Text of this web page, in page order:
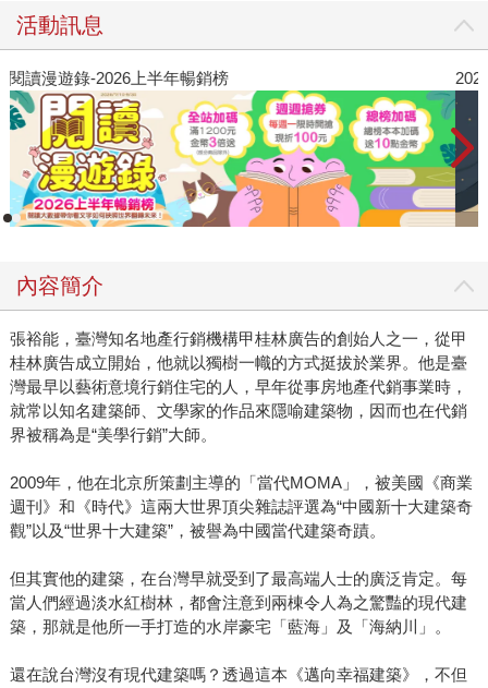
活動訊息
閱讀漫遊錄-2026上半年暢銷榜
內容簡介
張裕能，臺灣知名地產行銷機構甲桂林廣告的創始人之一，從甲
桂林廣告成立開始，他就以獨樹一幟的方式挺拔於業界。他是臺
灣最早以藝術意境行銷住宅的人，早年從事房地產代銷事業時，
就常以知名建築師、文學家的作品來隱喻建築物，因而也在代銷
界被稱為是“美學行銷”大師。
2009年，他在北京所策劃主導的「當代MOMA」，被美國《商業
週刊》和《時代》這兩大世界頂尖雜誌評選為“中國新十大建築奇
觀”以及“世界十大建築”，被譽為中國當代建築奇蹟。
但其實他的建築，在台灣早就受到了最高端人士的廣泛肯定。每
當人們經過淡水紅樹林，都會注意到兩棟令人為之驚豔的現代建
築，那就是他所一手打造的水岸豪宅「藍海」及「海納川」。
還在說台灣沒有現代建築嗎？透過這本《邁向幸福建築》，不但